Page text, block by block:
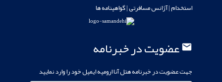
استخدام| آژانس مسافرتی |گواهینامه ها
email عضویت در خبرنامه
جهت عضویت در خبرنامه هتل آنا ارومیه ایمیل خود را وارد نمایید